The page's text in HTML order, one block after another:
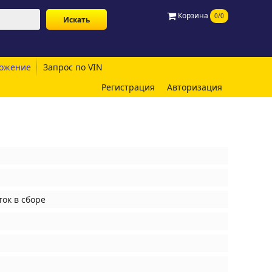
Корзина 0/0
Запрос по VIN
Регистрация
Авторизация
в сборе